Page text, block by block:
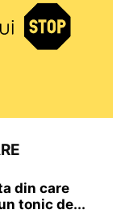
din care
tonic de...